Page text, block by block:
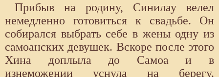
Прибыв на родину, Синилау велел
немедленно готовиться к свадьбе. Он
собирался выбрать себе в жены одну из
самоанских девушек. Вскоре после этого
Хина доплыла до Самоа и в
изнеможении уснула на берегу.